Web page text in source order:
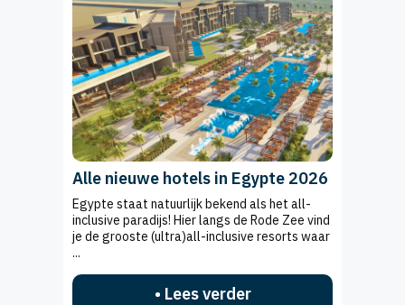
Alle nieuwe hotels in Egypte 2026
Egypte staat natuurlijk bekend als het all-
inclusive paradijs! Hier langs de Rode Zee vind
je de grooste (ultra)all-inclusive resorts waar
...
• Lees verder